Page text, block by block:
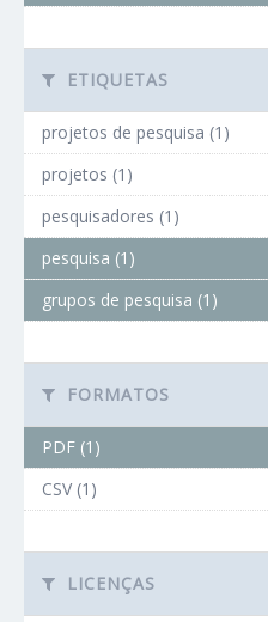
ETIQUETAS
projetos de pesquisa (1)
projetos (1)
pesquisadores (1)
pesquisa (1)
grupos de pesquisa (1)
FORMATOS
PDF (1)
CSV (1)
LICENÇAS